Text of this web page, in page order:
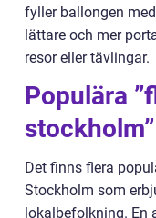
fyller ballongen
lättare och mer
resor eller tävlingar.
Populära
Det finns flera
Stockholm som
lokalbefolkning. En